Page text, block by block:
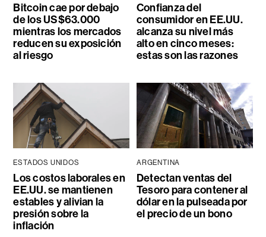
Bitcoin cae por debajo
de los US$63.000
mientras los mercados
reducen su exposición
al riesgo
Confianza del
consumidor en EE.UU.
alcanza su nivel más
alto en cinco meses:
estas son las razones
ESTADOS UNIDOS
Los costos laborales en
EE.UU. se mantienen
estables y alivian la
presión sobre la
inflación
ARGENTINA
Detectan ventas del
Tesoro para contener al
dólar en la pulseada por
el precio de un bono